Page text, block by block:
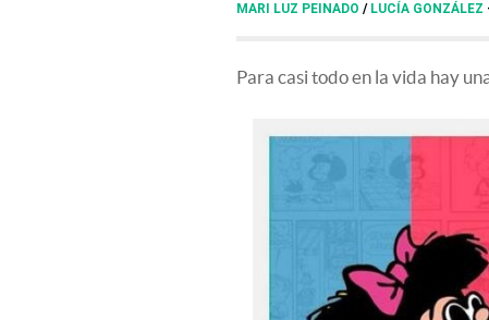
MARI LUZ PEINADO / LUCÍA GONZÁLEZ
Para casi todo en la vida hay